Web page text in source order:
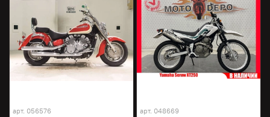
арт. 056576 арт. 048669